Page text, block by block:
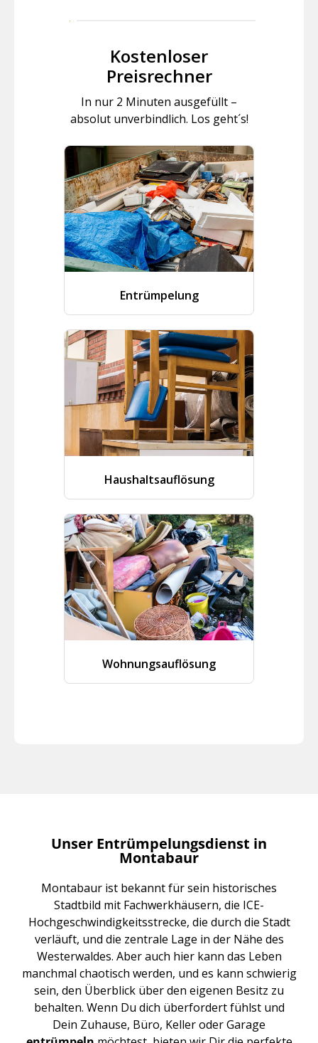
Kostenloser
Preisrechner
In nur 2 Minuten ausgefüllt –
absolut unverbindlich. Los geht´s!
Entrümpelung
Haushaltsauflösung
Wohnungsauflösung
Unser Entrümpelungsdienst in
Montabaur
Montabaur ist bekannt für sein historisches
Stadtbild mit Fachwerkhäusern, die ICE-
Hochgeschwindigkeitsstrecke, die durch die Stadt
verläuft, und die zentrale Lage in der Nähe des
Westerwaldes. Aber auch hier kann das Leben
manchmal chaotisch werden, und es kann schwierig
sein, den Überblick über den eigenen Besitz zu
behalten. Wenn Du dich überfordert fühlst und
Dein Zuhause, Büro, Keller oder Garage